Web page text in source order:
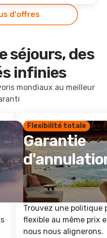
d'offres
séjours, des
infinies
mondiaux au meilleur
Flexibilité totale
Garantie
Trouvez une politique
flexible au même prix
nous nous alignerons.